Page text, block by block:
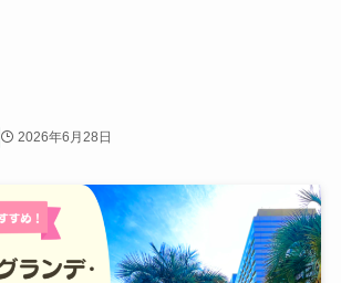
2026年6月28日